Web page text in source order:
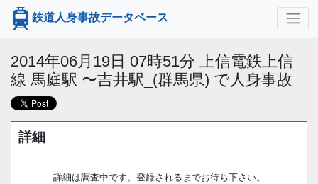
鉄道人身事故データベース
2014年06月19日 07時51分 上信電鉄上信
線 馬庭駅 〜吉井駅_(群馬県) で人身事故
詳細
詳細は調査中です。登録されるまでお待ち下さい。